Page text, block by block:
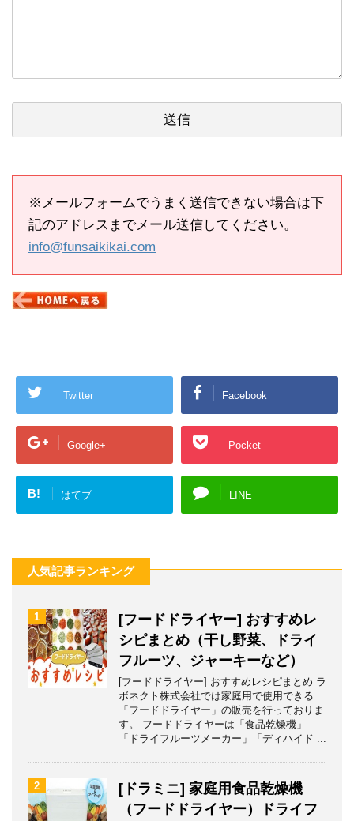
※メールフォームでうまく送信できない場合は下
記のアドレスまでメール送信してください。
info@funsaikikai.com
Twitter Facebook
Google+ Pocket
B! はてブ LINE
人気記事ランキング
1
[フードドライヤー] おすすめレ
シピまとめ（干し野菜、ドライ
フルーツ、ジャーキーなど）
[フードドライヤー] おすすめレシピまとめ ラ
ボネクト株式会社では家庭用で使用できる
「フードドライヤー」の販売を行っておりま
す。 フードドライヤーは「食品乾燥機」
「ドライフルーツメーカー」「ディハイド ...
2
[ドラミニ] 家庭用食品乾燥機
（フードドライヤー）ドライフ